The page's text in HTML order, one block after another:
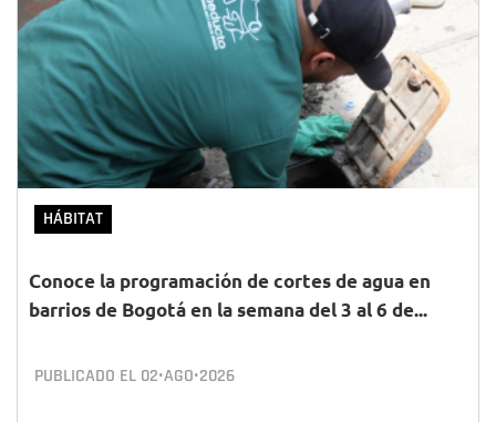
HÁBITAT
Conoce la programación de cortes de agua en
barrios de Bogotá en la semana del 3 al 6 de...
PUBLICADO EL 02•AGO•2026